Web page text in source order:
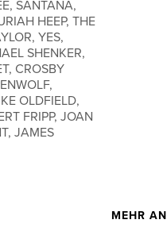
SANTANA,
HEEP, THE
YES,
SHENKER,
CROSBY
OLDFIELD,
FRIPP, JOAN
JAMES
MEHR